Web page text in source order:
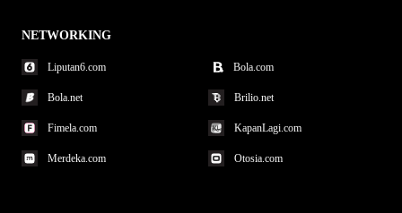
NETWORKING
Liputan6.com Bola.com
Bola.net Brilio.net
Fimela.com KapanLagi.com
Merdeka.com Otosia.com